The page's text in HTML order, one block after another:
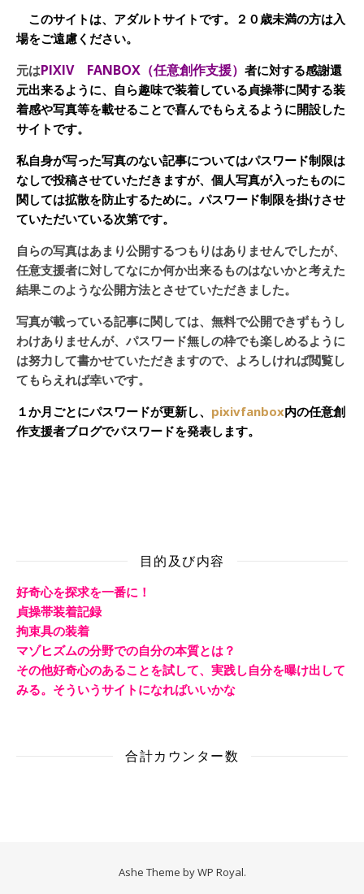
このサイトは、アダルトサイトです。２０歳未満の方は入
場をご遠慮ください。
元はPIXIV FANBOX（任意創作支援） 者に対する感謝還
元出来るように、自ら趣味で装着している貞操帯に関する装
着感や写真等を載せることで喜んでもらえるように開設した
サイトです。
私自身が写った写真のない記事についてはパスワード制限は
なしで投稿させていただきますが、個人写真が入ったものに
関しては拡散を防止するために。パスワード制限を掛けさせ
ていただいている次第です。
自らの写真はあまり公開するつもりはありませんでしたが、
任意支援者に対してなにか何か出来るものはないかと考えた
結果このような公開方法とさせていただきました。
写真が載っている記事に関しては、無料で公開できずもうし
わけありませんが、パスワード無しの枠でも楽しめるように
は努力して書かせていただきますので、よろしければ閲覧し
てもらえれば幸いです。
１か月ごとにパスワードが更新し、 pixivfanbox内の任意創
作支援者ブログでパスワードを発表します。
目的及び内容
好奇心を探求を一番に！
貞操帯装着記録
拘束具の装着
マゾヒズムの分野での自分の本質とは？
その他好奇心のあることを試して、実践し自分を曝け出して
みる。そういうサイトになればいいかな
合計カウンター数
Ashe Theme byWP Royal.